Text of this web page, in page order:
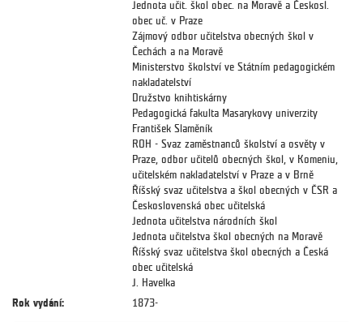
Jednota učit. škol obec. na Moravě a Českosl.
obec uč. v Praze
Zájmový odbor učitelstva obecných škol v
Čechách a na Moravě
Ministerstvo školství ve Státním pedagogickém
nakladatelství
Družstvo knihtiskárny
Pedagogická fakulta Masarykovy univerzity
František Slaměník
ROH - Svaz zaměstnanců školství a osvěty v
Praze, odbor učitelů obecných škol, v Komeniu,
učitelském nakladatelství v Praze a v Brně
Říšský svaz učitelstva a škol obecných v ČSR a
Československá obec učitelská
Jednota učitelstva národních škol
Jednota učitelstva škol obecných na Moravě
Říšský svaz učitelstva škol obecných a Česká
obec učitelská
J. Havelka
Rok vydání:
1873-